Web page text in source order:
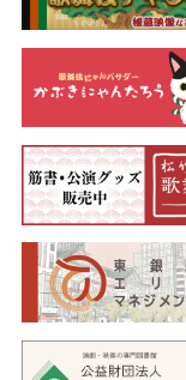
◆霊獣が魅せる祝い
中国は揚子のほと
現れ、今日も酒を
機嫌となり、酒の
猩々は、いくら飲
いくのでした。
水の中に棲む酒好
に表現した、格調
二、秀山十種の内
さ）
◆秀頼の成長を見守
加藤清正は、豊臣